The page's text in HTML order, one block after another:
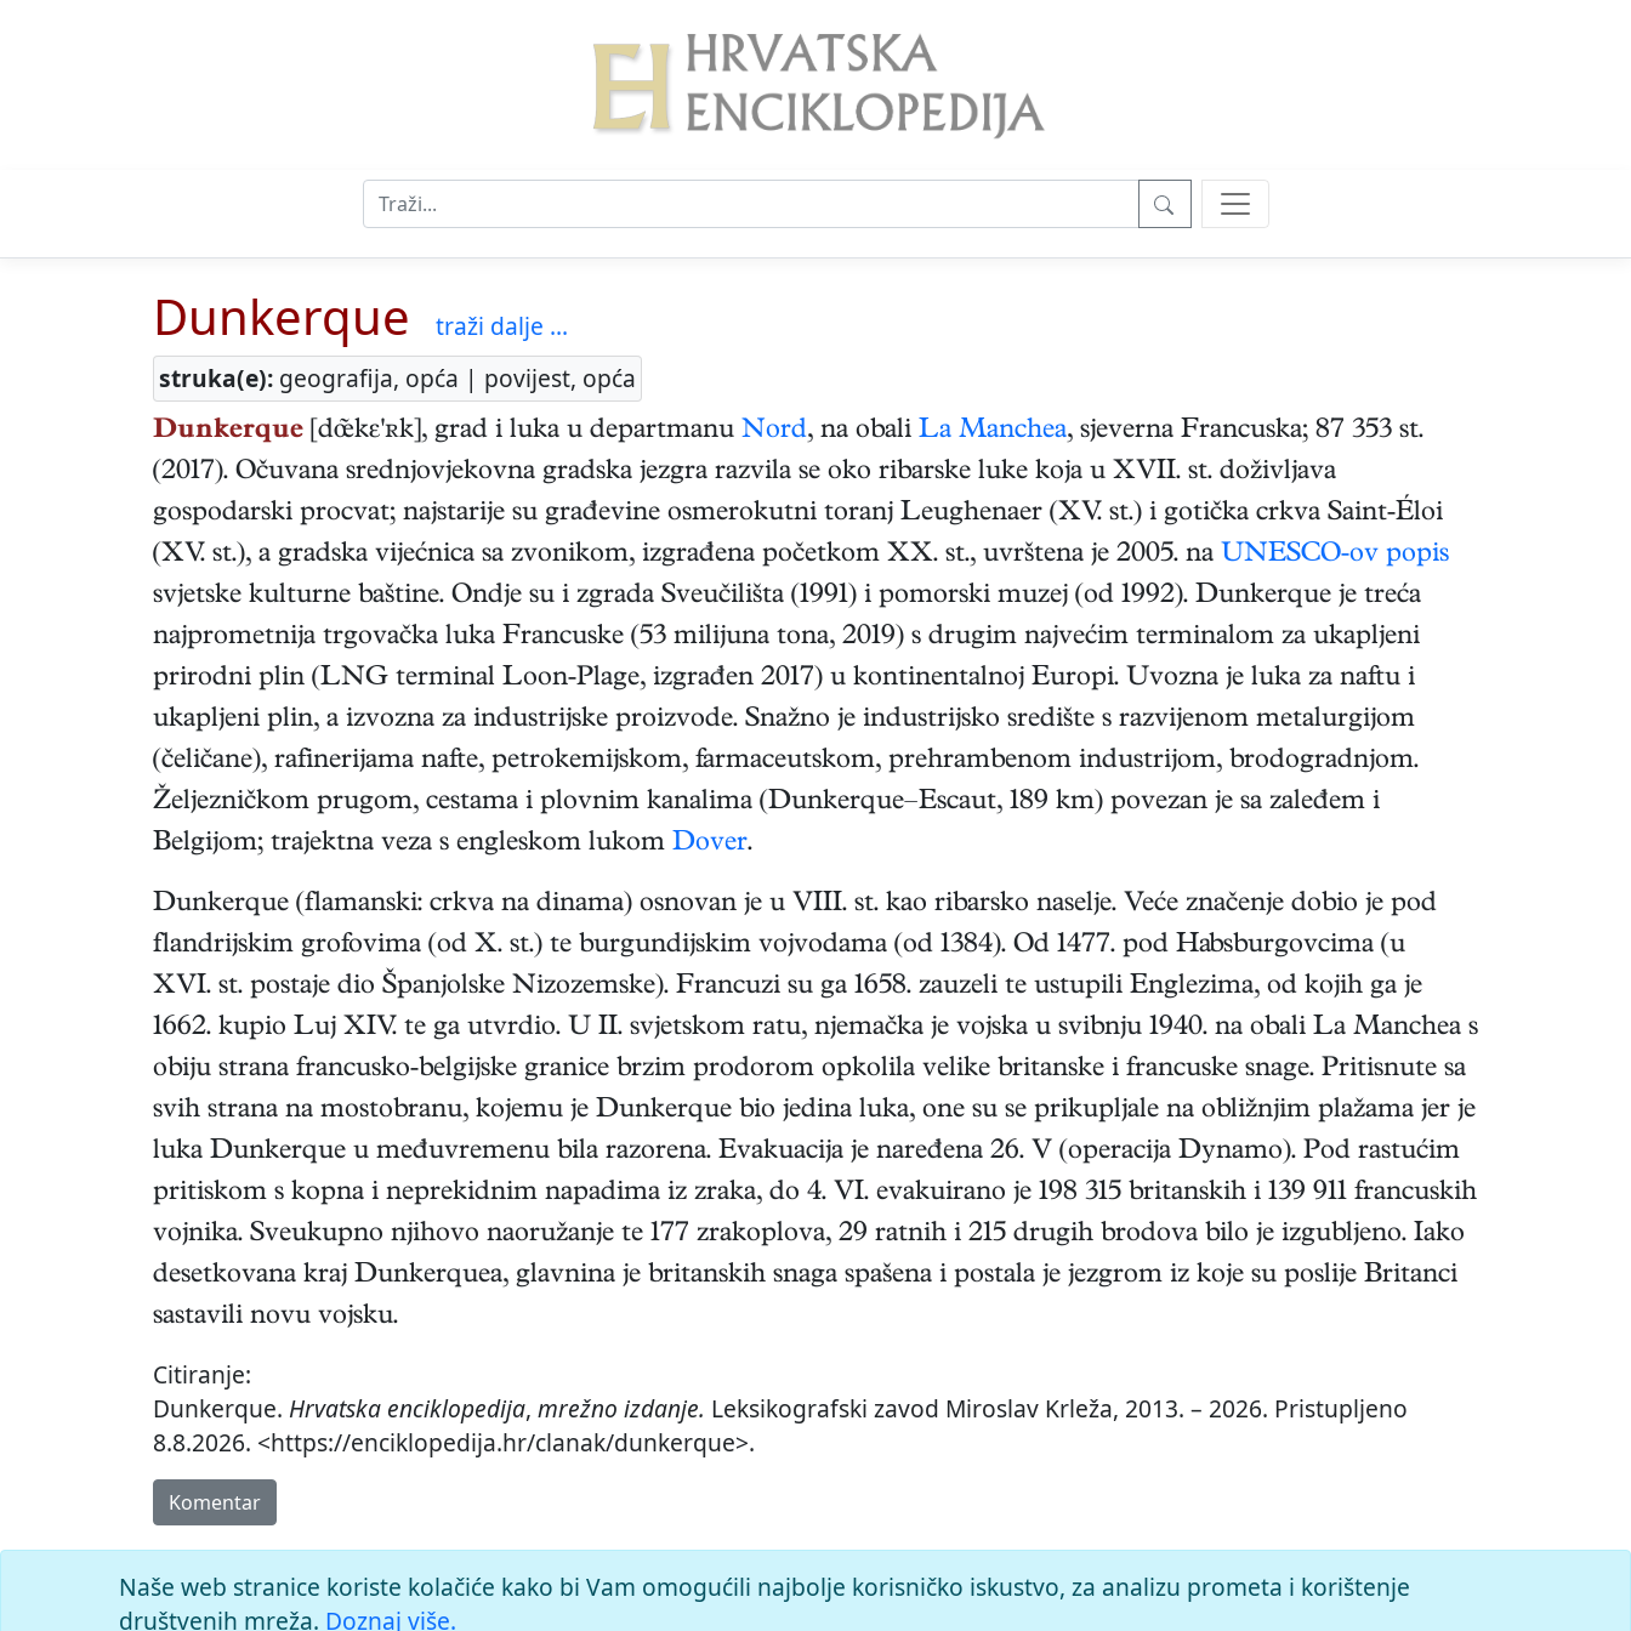
Dunkerque
traži dalje ...
struka(e): geografija, opća | povijest, opća
Dunkerque [dkε'ʀk], grad i luka u departmanu Nord, na obali La Manchea, sjeverna Francuska; 87 353 st.
(2017). Očuvana srednjovjekovna gradska jezgra razvila se oko ribarske luke koja u XVII. st. doživljava
gospodarski procvat; najstarije su građevine osmerokutni toranj Leughenaer (XV. st.) i gotička crkva Saint-Éloi
(XV. st.), a gradska vijećnica sa zvonikom, izgrađena početkom XX. st., uvrštena je 2005. na UNESCO-ov popis
svjetske kulturne baštine. Ondje su i zgrada Sveučilišta (1991) i pomorski muzej (od 1992). Dunkerque je treća
najprometnija trgovačka luka Francuske (53 milijuna tona, 2019) s drugim najvećim terminalom za ukapljeni
prirodni plin (LNG terminal Loon-Plage, izgrađen 2017) u kontinentalnoj Europi. Uvozna je luka za naftu i
ukapljeni plin, a izvozna za industrijske proizvode. Snažno je industrijsko središte s razvijenom metalurgijom
(čeličane), rafinerijama nafte, petrokemijskom, farmaceutskom, prehrambenom industrijom, brodogradnjom.
Željezničkom prugom, cestama i plovnim kanalima (Dunkerque–Escaut, 189 km) povezan je sa zaleđem i
Belgijom; trajektna veza s engleskom lukom Dover.
Dunkerque (flamanski: crkva na dinama) osnovan je u VIII. st. kao ribarsko naselje. Veće značenje dobio je pod
flandrijskim grofovima (od X. st.) te burgundijskim vojvodama (od 1384). Od 1477. pod Habsburgovcima (u
XVI. st. postaje dio Španjolske Nizozemske). Francuzi su ga 1658. zauzeli te ustupili Englezima, od kojih ga je
1662. kupio Luj XIV. te ga utvrdio. U II. svjetskom ratu, njemačka je vojska u svibnju 1940. na obali La Manchea s
obiju strana francusko-belgijske granice brzim prodorom opkolila velike britanske i francuske snage. Pritisnute sa
svih strana na mostobranu, kojemu je Dunkerque bio jedina luka, one su se prikupljale na obližnjim plažama jer je
luka Dunkerque u međuvremenu bila razorena. Evakuacija je naređena 26. V (operacija Dynamo). Pod rastućim
pritiskom s kopna i neprekidnim napadima iz zraka, do 4. VI. evakuirano je 198 315 britanskih i 139 911 francuskih
vojnika. Sveukupno njihovo naoružanje te 177 zrakoplova, 29 ratnih i 215 drugih brodova bilo je izgubljeno. Iako
desetkovana kraj Dunkerquea, glavnina je britanskih snaga spašena i postala je jezgrom iz koje su poslije Britanci
sastavili novu vojsku.
Citiranje:
Dunkerque. Hrvatska enciklopedija, mrežno izdanje. Leksikografski zavod Miroslav Krleža, 2013. – 2026. Pristupljeno
8.8.2026. <https://enciklopedija.hr/clanak/dunkerque>.
Komentar
Naše web stranice koriste kolačiće kako bi Vam omogućili najbolje korisničko iskustvo, za analizu prometa i korištenje
društvenih mreža. Doznaj više.